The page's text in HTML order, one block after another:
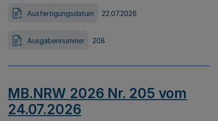
Ausfertigungsdatum 22.07.2026
Ausgabennummer 208
MB.NRW 2026 Nr. 205 vom
24.07.2026